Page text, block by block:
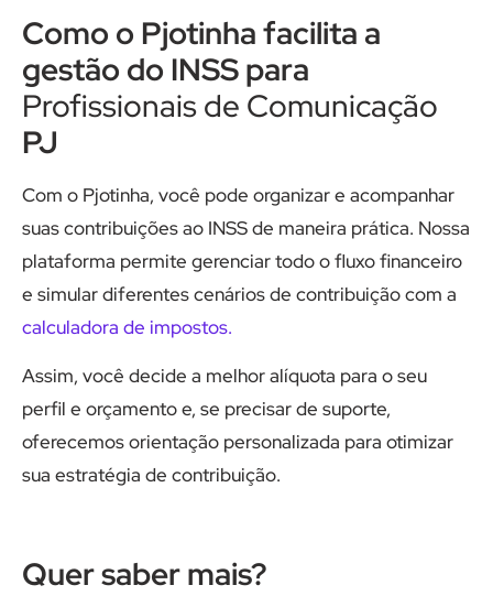
Como o Pjotinha facilita a
gestão do INSS para
Profissionais de Comunicação
PJ
Com o Pjotinha, você pode organizar e acompanhar
suas contribuições ao INSS de maneira prática. Nossa
plataforma permite gerenciar todo o fluxo financeiro
e simular diferentes cenários de contribuição com a
calculadora de impostos.
Assim, você decide a melhor alíquota para o seu
perfil e orçamento e, se precisar de suporte,
oferecemos orientação personalizada para otimizar
sua estratégia de contribuição.
Quer saber mais?